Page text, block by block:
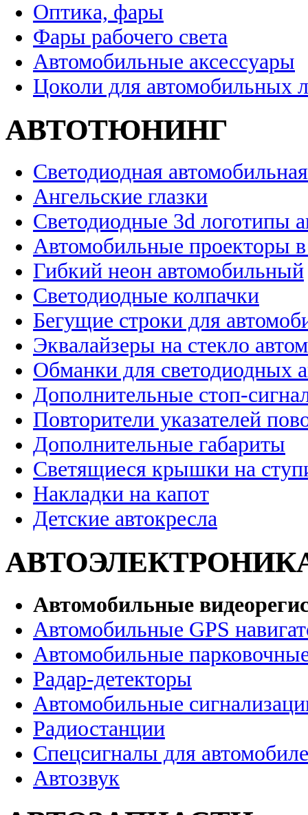
Оптика, фары
Фары рабочего света
Автомобильные аксессуары
Цоколи для автомобильных
АВТОТЮНИНГ
Светодиодная
Ангельские глазки
Светодиодные 3d логотипы
Автомобильные проекторы
Гибкий неон автомобильный
Светодиодные колпачки
Бегущие строки для
Эквалайзеры на стекло
Обманки для светодиодных
Дополнительные стоп-
Повторители указателей
Дополнительные габариты
Светящиеся крышки на
Накладки на капот
Детские автокресла
Автомобильные
Автомобильные GPS
Автомобильные
Радар-детекторы
Автомобильные
Радиостанции
Спецсигналы для
Автозвук